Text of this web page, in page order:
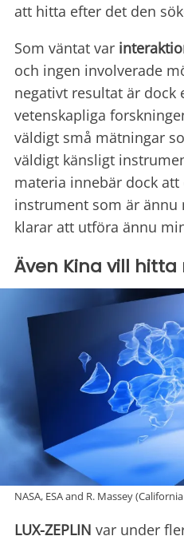
att hitta efter det den
Som väntat var
och ingen involverade
negativt resultat är dock
vetenskapliga
väldigt små mätningar
väldigt känsligt
materia innebär dock att
instrument som är ännu
klarar att utföra ännu
Även Kina vill
NASA, ESA and R. Massey
LUX-ZEPLIN var under